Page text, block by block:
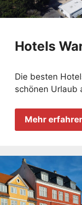
Hotels
Die besten
schönen Urlaub
Mehr